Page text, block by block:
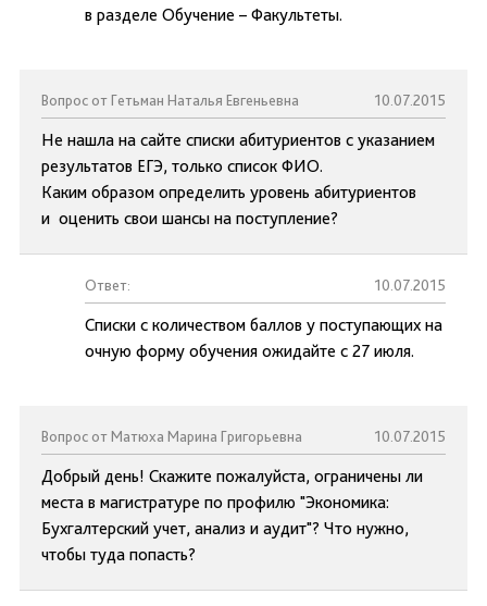
в разделе Обучение – Факультеты.
Вопрос от Гетьман Наталья Евгеньевна 10.07.2015
Не нашла на сайте списки абитуриентов с указанием
результатов ЕГЭ, только список ФИО.
Каким образом определить уровень абитуриентов
и оценить свои шансы на поступление?
Ответ: 10.07.2015
Списки с количеством баллов у поступающих на
очную форму обучения ожидайте с 27 июля.
Вопрос от Матюха Марина Григорьевна 10.07.2015
Добрый день! Скажите пожалуйста, ограничены ли
места в магистратуре по профилю "Экономика:
Бухгалтерский учет, анализ и аудит"? Что нужно,
чтобы туда попасть?